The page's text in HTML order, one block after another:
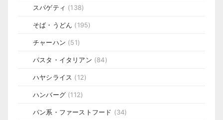
スパゲティ (138)
そば・うどん (195)
チャーハン (51)
パスタ・イタリアン (84)
ハヤシライス (12)
ハンバーグ (112)
パン系・ファーストフード (34)